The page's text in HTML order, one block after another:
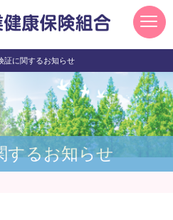
証に関するお知らせ
するお知らせ